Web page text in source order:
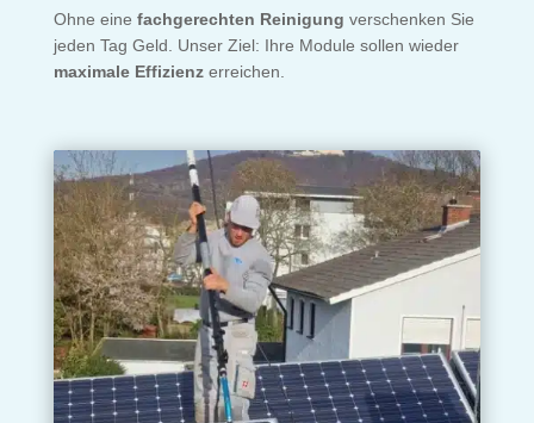
Ohne eine fachgerechten Reinigung verschenken Sie
jeden Tag Geld. Unser Ziel: Ihre Module sollen wieder
maximale Effizienzerreichen.